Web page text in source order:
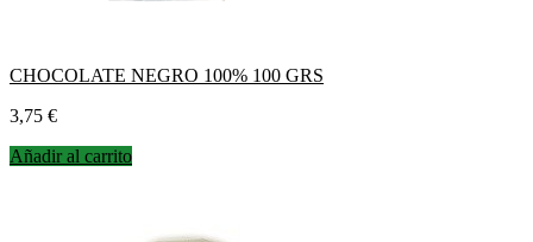
CHOCOLATE NEGRO 100% 100 GRS
Precio
3,75 €
Añadir al carrito